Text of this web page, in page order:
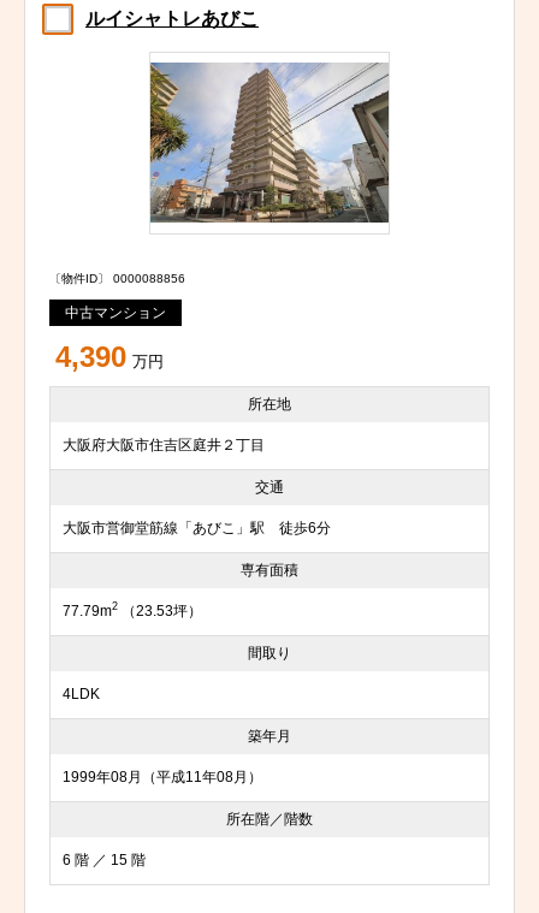
ルイシャトレあびこ
〔物件ID〕 0000088856
中古マンション
4,390 万円
所在地
大阪府大阪市住吉区庭井２丁目
交通
大阪市営御堂筋線「あびこ」駅 徒歩6分
専有面積
77.79m2 （23.53坪）
間取り
4LDK
築年月
1999年08月（平成11年08月）
所在階／階数
6 階 ／ 15 階